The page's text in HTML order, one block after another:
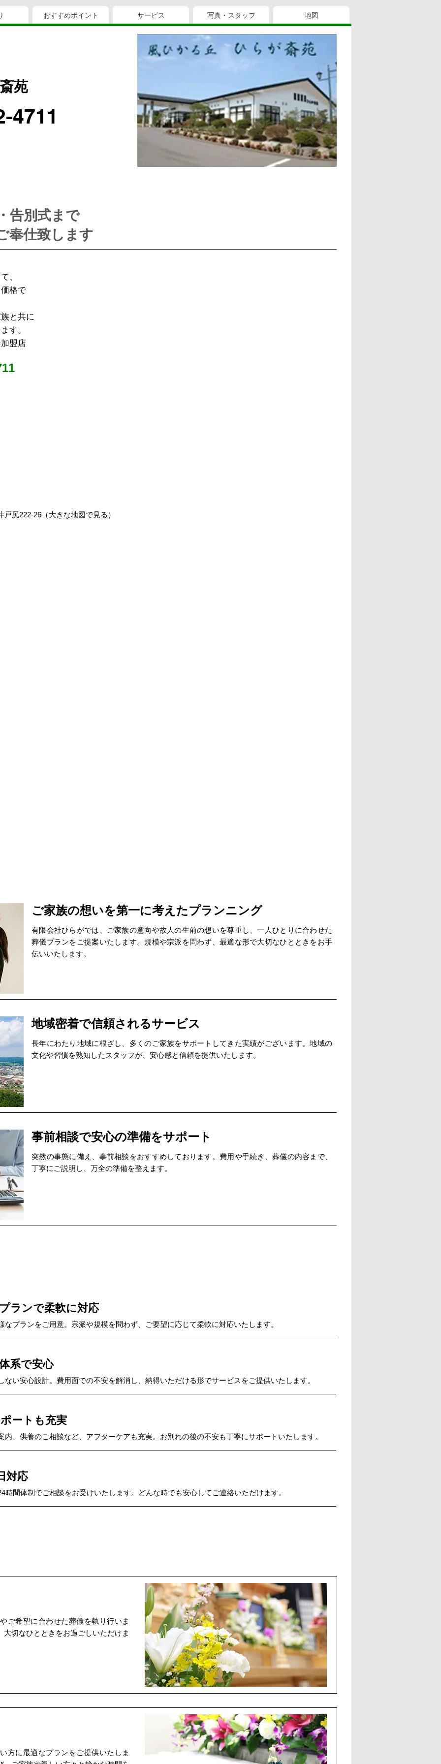
おすすめポイント サービス 写真・スタッフ 地図
苑
4711
告別式まで
奉仕致します
、
格で
と共に
す。
盟店
戸尻222-26（大きな地図で見る ）
ご家族の想いを第一に考えたプランニング
有限会社ひらがでは、ご家族の意向や故人の生前の想いを尊重し、一人ひとりに合わせた
葬儀プランをご提案いたします。規模や宗派を問わず、最適な形で大切なひとときをお手
伝いいたします。
地域密着で信頼されるサービス
長年にわたり地域に根ざし、多くのご家族をサポートしてきた実績がございます。地域の
文化や習慣を熟知したスタッフが、安心感と信頼を提供いたします。
事前相談で安心の準備をサポート
突然の事態に備え、事前相談をおすすめしております。費用や手続き、葬儀の内容まで、
丁寧にご説明し、万全の準備を整えます。
ランで柔軟に対応
プランをご用意。宗派や規模を問わず、ご要望に応じて柔軟に対応いたします。
系で安心
ない安心設計。費用面での不安を解消し、納得いただける形でサービスをご提供いたします。
ートも充実
、供養のご相談など、アフターケアも充実。お別れの後の不安も丁寧にサポートいたします。
対応
時間体制でご相談をお受けいたします。どんな時でも安心してご連絡いただけます。
ご希望に合わせた葬儀を執り行いま
切なひとときをお過ごしいただけま
方に最適なプランをご提供いたしま